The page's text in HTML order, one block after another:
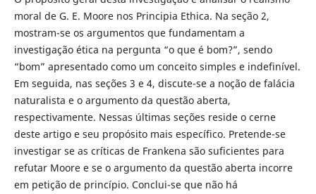
moral de G. E. Moore nos Principia Ethica. Na seção 2,
mostram-se os argumentos que fundamentam a
investigação ética na pergunta “o que é bom?”, sendo
“bom” apresentado como um conceito simples e indefinível.
Em seguida, nas seções 3 e 4, discute-se a noção de falácia
naturalista e o argumento da questão aberta,
respectivamente. Nessas últimas seções reside o cerne
deste artigo e seu propósito mais específico. Pretende-se
investigar se as críticas de Frankena são suficientes para
refutar Moore e se o argumento da questão aberta incorre
em petição de princípio. Conclui-se que não há